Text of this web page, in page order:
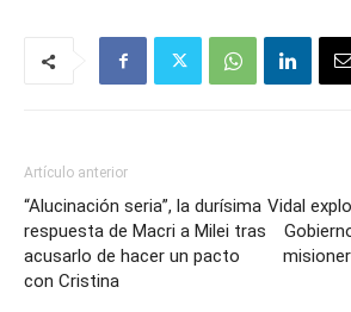
Artículo anterior
“Alucinación seria”, la durísima
respuesta de Macri a Milei tras
acusarlo de hacer un pacto
con Cristina
Vidal